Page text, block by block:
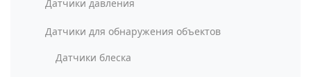
Датчики давления
Датчики для обнаружения объектов
Датчики блеска